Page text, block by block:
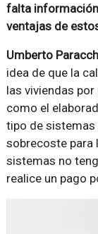
falta
ventajas de
Umberto
idea de que la
las viviendas
como el
tipo de sistemas
sobrecoste para
sistemas no
realice un pago